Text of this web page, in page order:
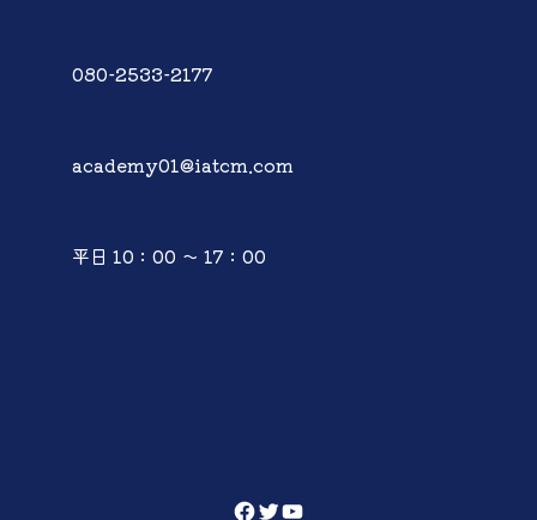
080-2533-2177
academy01@iatcm.com
平日 10：00 ～ 17：00
Facebook
Twitter
YouTube